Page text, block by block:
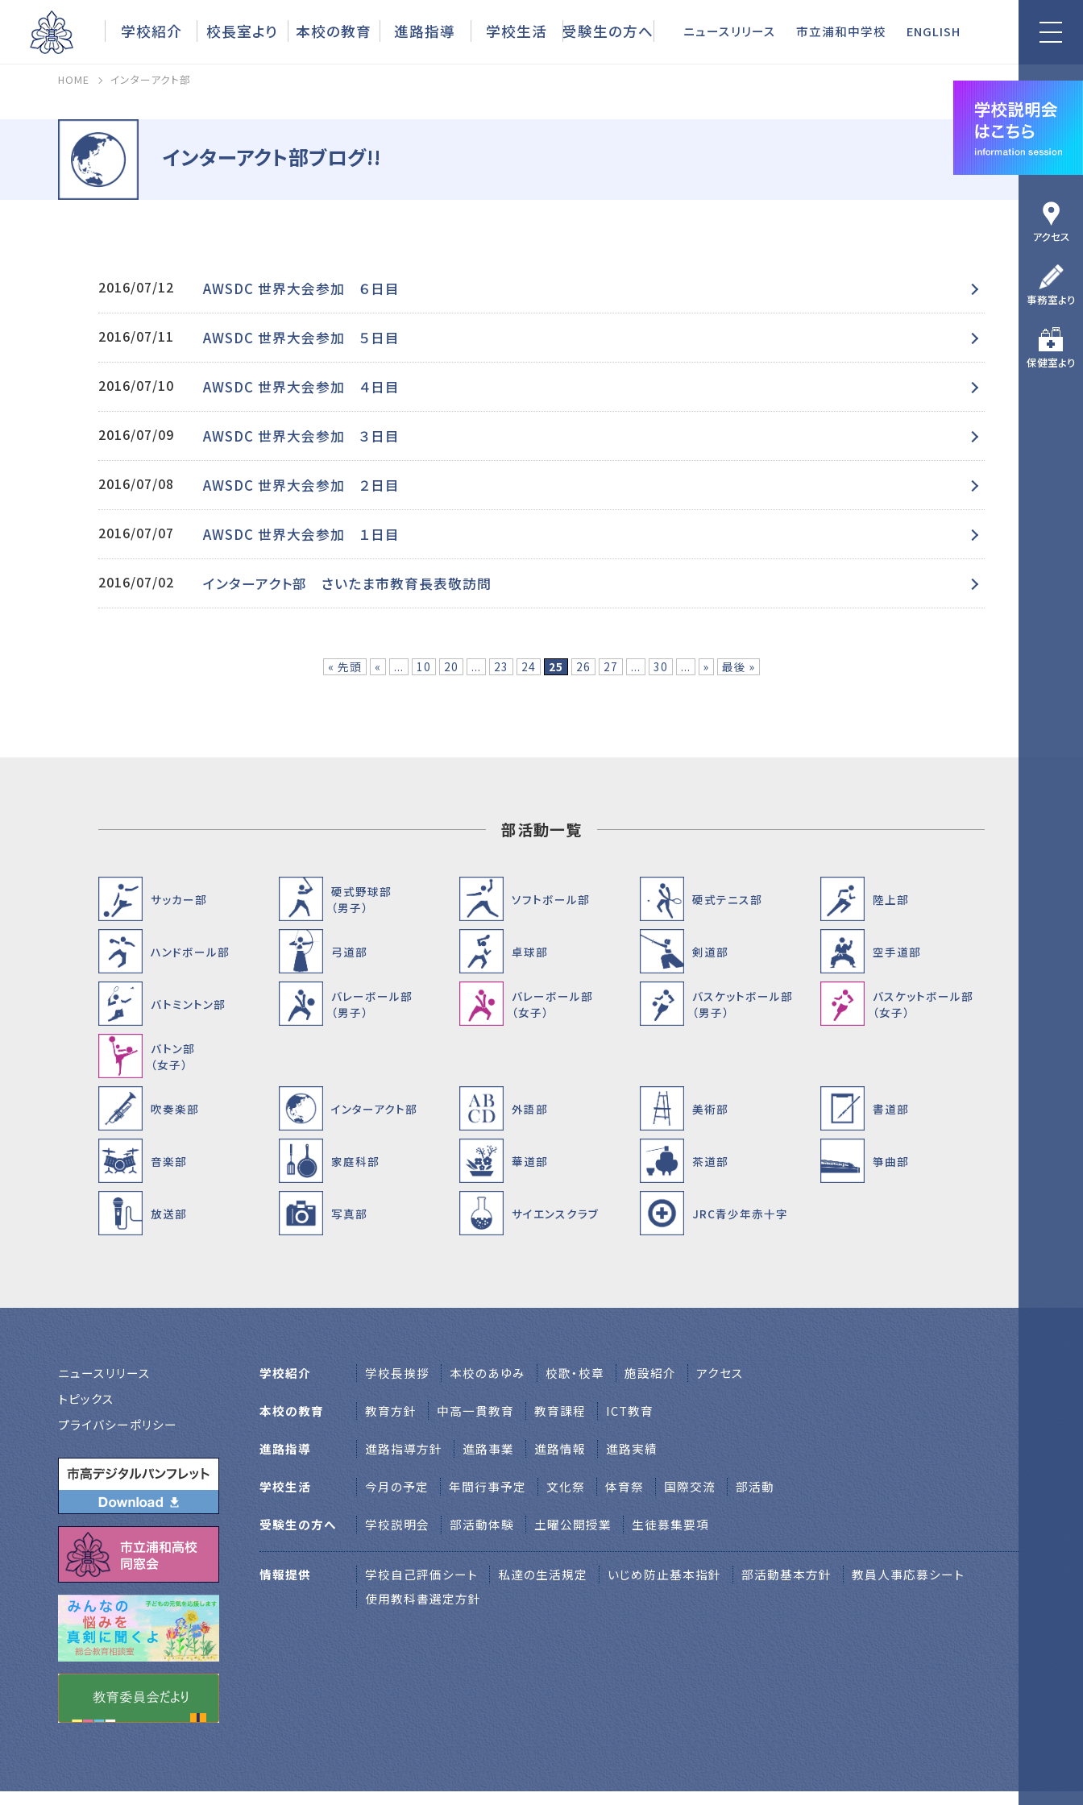
ニュースリリース 市立浦和中学校 ENGLISH
HOME インターアクト部
インターアクト部ブログ!!
2016/07/12 AWSDC 世界大会参加 ６日目
2016/07/11 AWSDC 世界大会参加 ５日目
2016/07/10 AWSDC 世界大会参加 ４日目
2016/07/09 AWSDC 世界大会参加 ３日目
2016/07/08 AWSDC 世界大会参加 ２日目
2016/07/07 AWSDC 世界大会参加 １日目
2016/07/02 インターアクト部 さいたま市教育長表敬訪問
« 先頭 « ... 10 20 ... 23 24 25 26 27 ... 30 ... » 最後 »
部活動一覧
サッカー部
硬式野球部
（男子）
ソフトボール部 硬式テニス部 陸上部
ハンドボール部 弓道部 卓球部 剣道部 空手道部
バトミントン部
バレーボール部
（男子）
バレーボール部
（女子）
バスケットボール部
（男子）
バスケットボール部
（女子）
バトン部
（女子）
吹奏楽部 インターアクト部 外語部 美術部 書道部
音楽部 家庭科部 華道部 茶道部 箏曲部
放送部 写真部 サイエンスクラブ JRC青少年赤十字
学校紹介 校長室より 本校の教育 進路指導 学校生活 受験生の方へ ニュースリリース 市立浦和中学校 ENGLISH
アクセス
事務室より
保健室より
ニュースリリース
トピックス
プライバシーポリシー
学校紹介 学校⻑挨拶 本校のあゆみ 校歌・校章 施設紹介 アクセス
本校の教育 教育方針 中高一貫教育 教育課程 ICT教育
進路指導 進路指導方針 進路事業 進路情報 進路実績
学校生活 今月の予定 年間行事予定 文化祭 体育祭 国際交流 部活動
受験生の方へ 学校説明会 部活動体験 土曜公開授業 生徒募集要項
情報提供 学校自己評価シート 私達の生活規定 いじめ防止基本指針 部活動基本方針
教員人事応募シート
使用教科書選定方針